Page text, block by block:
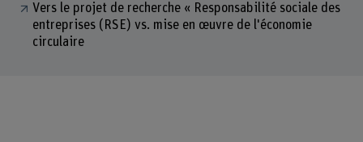
Vers le projet de recherche « Responsabilité sociale des
entreprises (RSE) vs. mise en œuvre de l'économie
circulaire